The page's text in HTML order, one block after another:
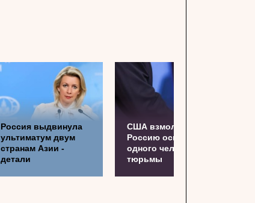
Россия выдвинула
ультиматум двум
странам Азии -
детали
США взмолили
Россию освободить
одного человека из
тюрьмы